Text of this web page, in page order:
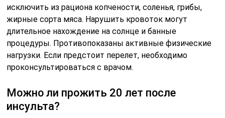
исключить из рациона копчености, соленья, грибы,
жирные сорта мяса. Нарушить кровоток могут
длительное нахождение на солнце и банные
процедуры. Противопоказаны активные физические
нагрузки. Если предстоит перелет, необходимо
проконсультироваться с врачом.
Можно ли прожить 20 лет после
инсульта?